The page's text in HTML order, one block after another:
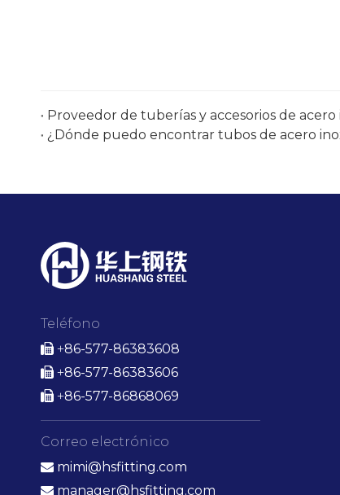
Teléfono
 +86-577-86383608
 +86-577-86383606
 +86-577-86868069
Correo electrónico
 mimi@hsfitting.com
 manager@hsfitting.com